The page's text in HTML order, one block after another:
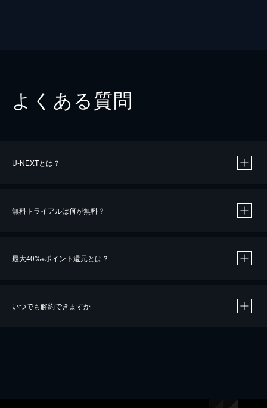
よくある質問
U-NEXTとは？
無料トライアルは何が無料？
最大40%※ポイント還元とは？
いつでも解約できますか